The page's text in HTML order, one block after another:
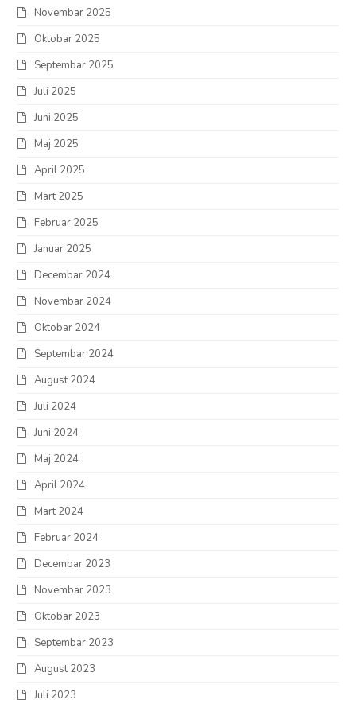
Novembar 2025
Oktobar 2025
Septembar 2025
Juli 2025
Juni 2025
Maj 2025
April 2025
Mart 2025
Februar 2025
Januar 2025
Decembar 2024
Novembar 2024
Oktobar 2024
Septembar 2024
August 2024
Juli 2024
Juni 2024
Maj 2024
April 2024
Mart 2024
Februar 2024
Decembar 2023
Novembar 2023
Oktobar 2023
Septembar 2023
August 2023
Juli 2023